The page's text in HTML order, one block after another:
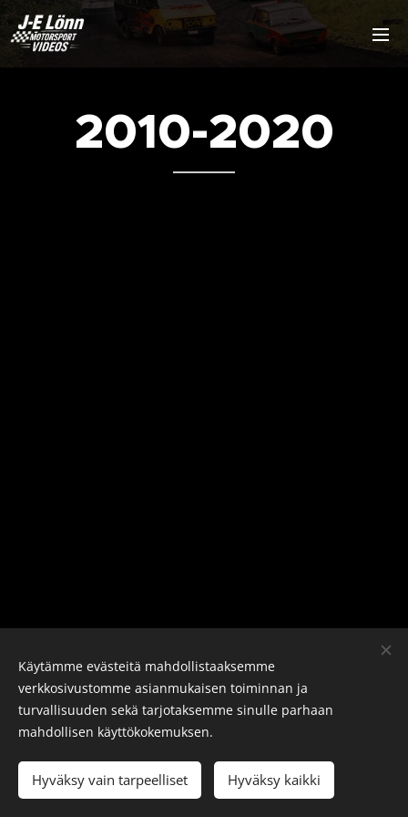
2010-2020
©J-E Lönn Motorsport Videos
Luotu Webnodella Evästeet
Käytämme evästeitä mahdollistaaksemme
verkkosivustomme asianmukaisen toiminnan ja
turvallisuuden sekä tarjotaksemme sinulle parhaan
mahdollisen käyttökokemuksen.
Hyväksy vain tarpeelliset Hyväksy kaikki